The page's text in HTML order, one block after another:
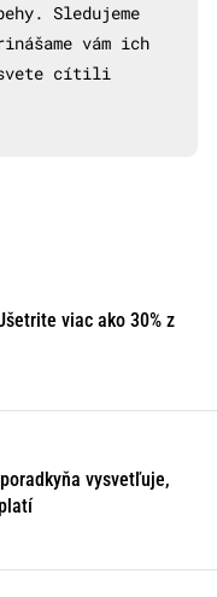
Sledujeme
vám ich
svete cítili
viac ako 30% z
vysvetľuje,